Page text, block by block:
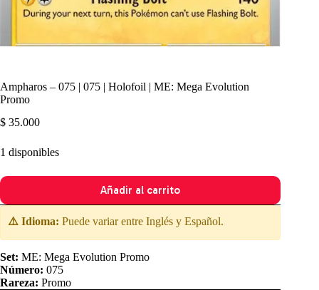
Ampharos – 075 | 075 | Holofoil | ME: Mega Evolution
Promo
$ 35.000
1 disponibles
Añadir al carrito
⚠️ Idioma: Puede variar entre Inglés y Español.
Set: ME: Mega Evolution Promo
Número: 075
Rareza: Promo